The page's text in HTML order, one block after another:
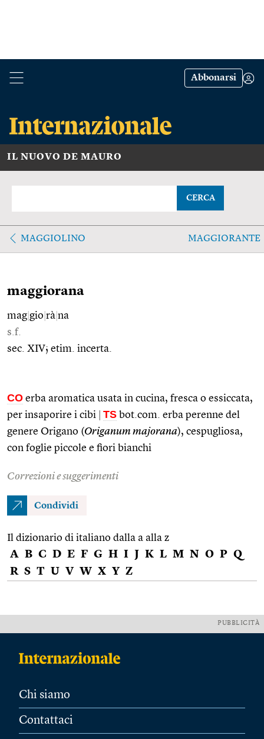
Abbonarsi
IL NUOVO DE MAURO
CERCA
MAGGIOLINO MAGGIORANTE
maggiorana
mag gio rà na
s.f.
sec. XIV; etim. incerta.
CO erba aromatica usata in cucina, fresca o essiccata,
per insaporire i cibi
TS bot.com. erba perenne del
genere Origano (Origanum majorana), cespugliosa,
con foglie piccole e fiori bianchi
Correzioni e suggerimenti
Condividi
Il dizionario di italiano dalla a alla z
A B C D E F G H I J K L M N O P Q
R S T U V W X Y Z
PUBBLICITÀ
Chi siamo
Contattaci